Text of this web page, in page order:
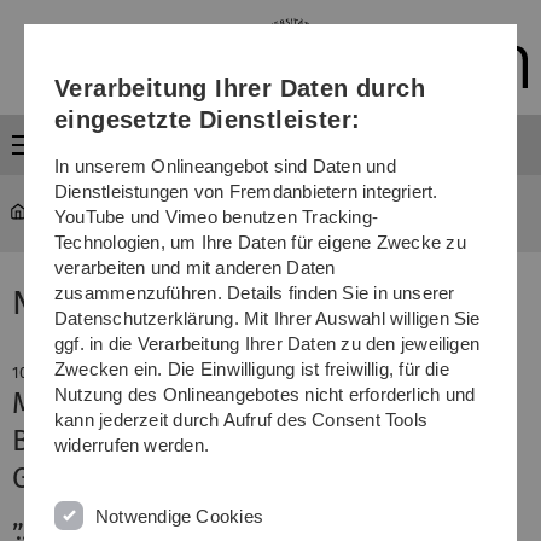
Direkt
Direkt
Direkt
(Sprache,
Drucken,
Media)
Direkt
Direkt
News
10. Dezember 2013
Mit Malariamittel und
Blutdrucksenker gegen das
Glioblastom:
„Medikamentencocktail“ könnte
Verarbeitung Ihrer Daten durch
eingesetzte Dienstleister:
In unserem Onlineangebot sind Daten und
Dienstleistungen von Fremdanbietern integriert.
YouTube und Vimeo benutzen Tracking-
Technologien, um Ihre Daten für eigene Zwecke zu
verarbeiten und mit anderen Daten
zusammenzuführen. Details finden Sie in unserer
Datenschutzerklärung. Mit Ihrer Auswahl willigen Sie
ggf. in die Verarbeitung Ihrer Daten zu den jeweiligen
Zwecken ein. Die Einwilligung ist freiwillig, für die
Nutzung des Onlineangebotes nicht erforderlich und
kann jederzeit durch Aufruf des Consent Tools
widerrufen werden.
Notwendige Cookies